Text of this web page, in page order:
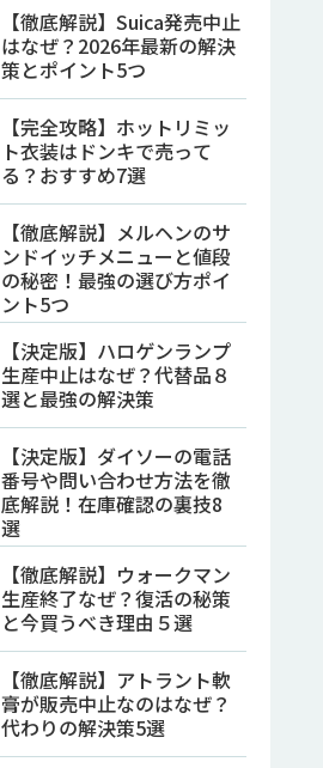
【徹底解説】Suica発売中止
はなぜ？2026年最新の解決
策とポイント5つ
【完全攻略】ホットリミッ
ト衣装はドンキで売って
る？おすすめ7選
【徹底解説】メルヘンのサ
ンドイッチメニューと値段
の秘密！最強の選び方ポイ
ント5つ
【決定版】ハロゲンランプ
生産中止はなぜ？代替品８
選と最強の解決策
【決定版】ダイソーの電話
番号や問い合わせ方法を徹
底解説！在庫確認の裏技8
選
【徹底解説】ウォークマン
生産終了なぜ？復活の秘策
と今買うべき理由５選
【徹底解説】アトラント軟
膏が販売中止なのはなぜ？
代わりの解決策5選